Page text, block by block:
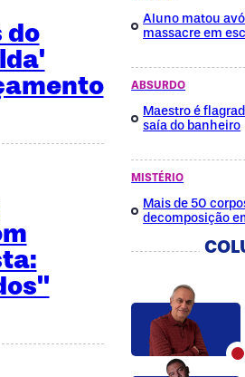
do
Aluno matou
massacre em
ABSURDO
Maestro é
saía do banheiro
MISTÉRIO
Mais de 50
decomposição